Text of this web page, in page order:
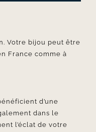
Votre bijou peut être
France comme à
d’une
dans le
l’éclat de votre